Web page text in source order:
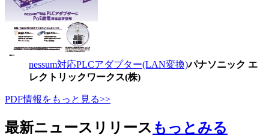
nessum対応PLCアダプター(LAN変換)パナソニック エ
レクトリックワークス(株)
PDF情報をもっと見る>>
最新ニュースリリース もっとみる